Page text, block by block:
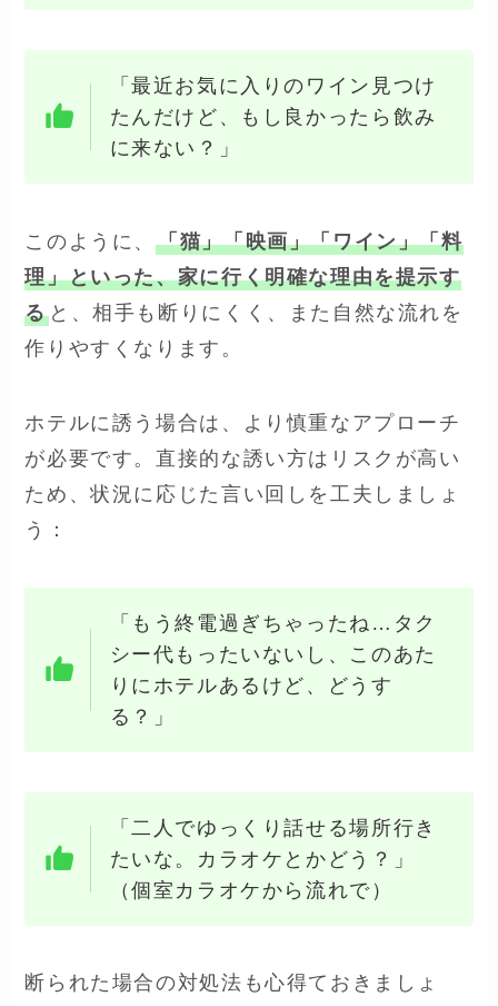
「最近お気に入りのワイン見つけ
たんだけど、もし良かったら飲み
に来ない？」
このように、「猫」「映画」「ワイン」「料
理」といった、家に行く明確な理由を提示す
る と、相手も断りにくく、また自然な流れを
作りやすくなります。
ホテルに誘う場合は、より慎重なアプローチ
が必要です。直接的な誘い方はリスクが高い
ため、状況に応じた言い回しを工夫しましょ
う：
「もう終電過ぎちゃったね…タク
シー代もったいないし、このあた
りにホテルあるけど、どうす
る？」
「二人でゆっくり話せる場所行き
たいな。カラオケとかどう？」
（個室カラオケから流れで）
断られた場合の対処法も心得ておきましょ